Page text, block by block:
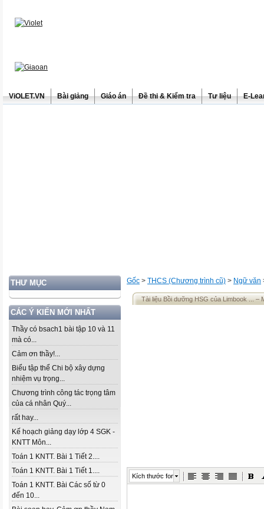
ViOLET.VN Bài giảng Giáo án Đề thi & Kiểm tra Tư liệu E-
THƯ MỤC
CÁC Ý KIẾN MỚI NHẤT
Thầy có bsach1 bài tập 10 và 11
mà có...
Cảm ơn thầy!...
Biểu tập thể Chi bộ xây dựng
nhiệm vụ trọng...
Chương trình công tác trọng tâm
của cá nhân Quý...
rất hay...
Kế hoạch giảng dạy lớp 4 SGK -
KNTT Môn...
Toán 1 KNTT. Bài 1 Tiết 2....
Toán 1 KNTT. Bài 1 Tiết 1....
Toán 1 KNTT. Bài Các số từ 0
đến 10...
Gốc > THCS (Chương trình cũ) > Ngữ văn
Tài liệu Bồi dưỡng HSG của Limbook ... –
Kích thước font